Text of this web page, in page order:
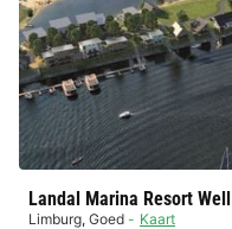
Landal Marina Resort Well
Limburg, Goed Kaart